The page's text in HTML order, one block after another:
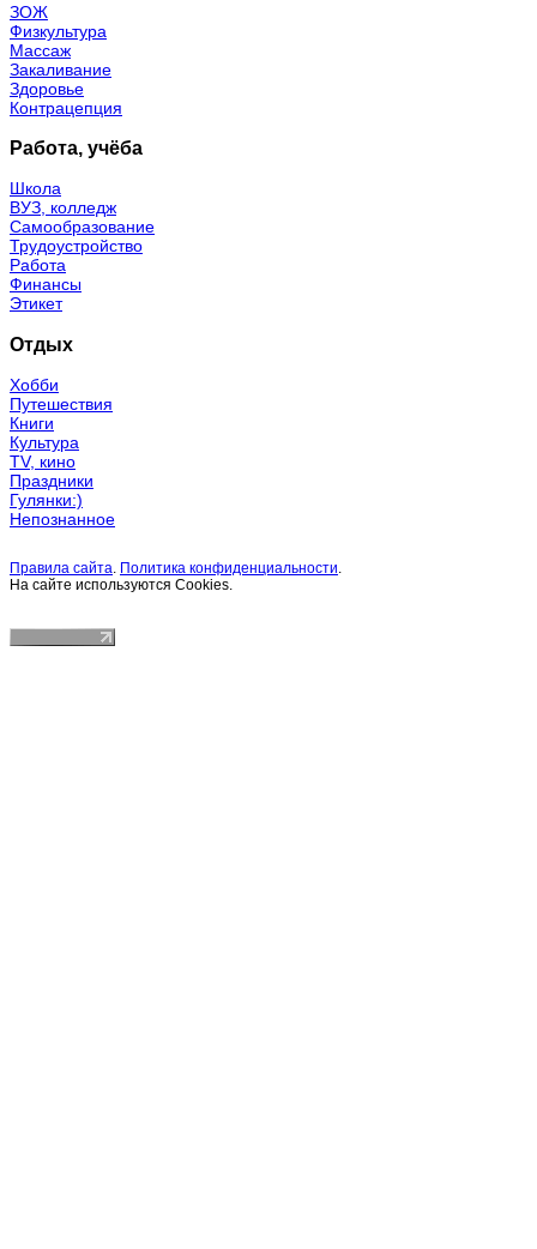
ЗОЖ
Физкультура
Массаж
Закаливание
Здоровье
Контрацепция
Работа, учёба
Школа
ВУЗ, колледж
Самообразование
Трудоустройство
Работа
Финансы
Этикет
Отдых
Хобби
Путешествия
Книги
Культура
TV, кино
Праздники
Гулянки:)
Непознанное
Правила сайта. Политика конфиденциальности.
На сайте используются Cookies.